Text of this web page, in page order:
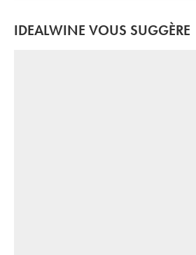
IDEALWINE VOUS SUGGÈRE